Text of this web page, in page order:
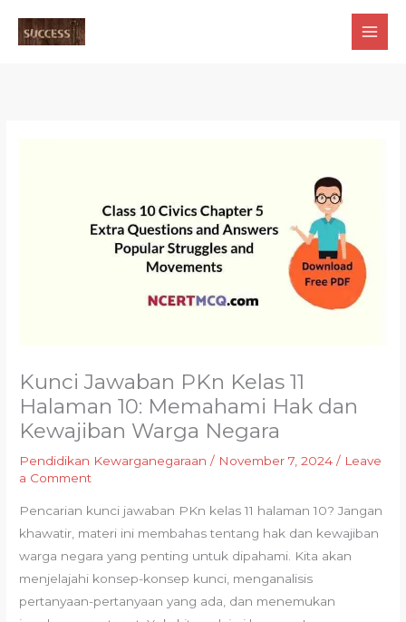
Kunci Jawaban PKn Kelas 11
Halaman 10: Memahami Hak dan
Kewajiban Warga Negara
Pendidikan Kewarganegaraan / November 7, 2024/ Leave
a Comment
Pencarian kunci jawaban PKn kelas 11 halaman 10? Jangan
khawatir, materi ini membahas tentang hak dan kewajiban
warga negara yang penting untuk dipahami. Kita akan
menjelajahi konsep-konsep kunci, menganalisis
pertanyaan-pertanyaan yang ada, dan menemukan